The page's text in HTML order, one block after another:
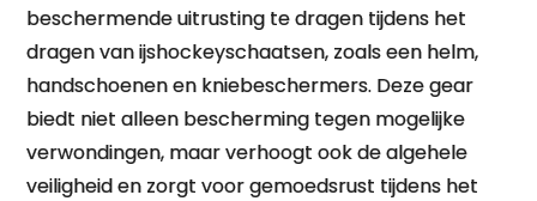
beschermende uitrusting te dragen tijdens het
dragen van ijshockeyschaatsen, zoals een helm,
handschoenen en kniebeschermers. Deze gear
biedt niet alleen bescherming tegen mogelijke
verwondingen, maar verhoogt ook de algehele
veiligheid en zorgt voor gemoedsrust tijdens het